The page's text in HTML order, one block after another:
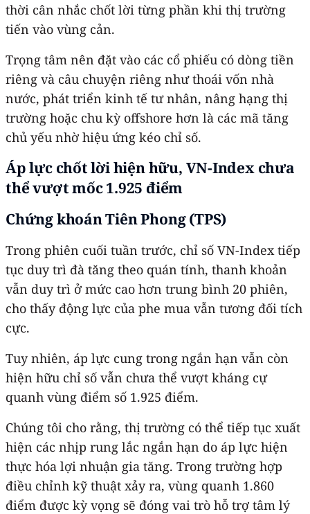
thời cân nhắc chốt lời từng phần khi thị trường
tiến vào vùng cản.
Trọng tâm nên đặt vào các cổ phiếu có dòng tiền
riêng và câu chuyện riêng như thoái vốn nhà
nước, phát triển kinh tế tư nhân, nâng hạng thị
trường hoặc chu kỳ offshore hơn là các mã tăng
chủ yếu nhờ hiệu ứng kéo chỉ số.
Áp lực chốt lời hiện hữu, VN-Index chưa
thể vượt mốc 1.925 điểm
Chứng khoán Tiên Phong (TPS)
Trong phiên cuối tuần trước, chỉ số VN-Index tiếp
tục duy trì đà tăng theo quán tính, thanh khoản
vẫn duy trì ở mức cao hơn trung bình 20 phiên,
cho thấy động lực của phe mua vẫn tương đối tích
cực.
Tuy nhiên, áp lực cung trong ngắn hạn vẫn còn
hiện hữu chỉ số vẫn chưa thể vượt kháng cự
quanh vùng điểm số 1.925 điểm.
Chúng tôi cho rằng, thị trường có thể tiếp tục xuất
hiện các nhịp rung lắc ngắn hạn do áp lực hiện
thực hóa lợi nhuận gia tăng. Trong trường hợp
điều chỉnh kỹ thuật xảy ra, vùng quanh 1.860
điểm được kỳ vọng sẽ đóng vai trò hỗ trợ tâm lý